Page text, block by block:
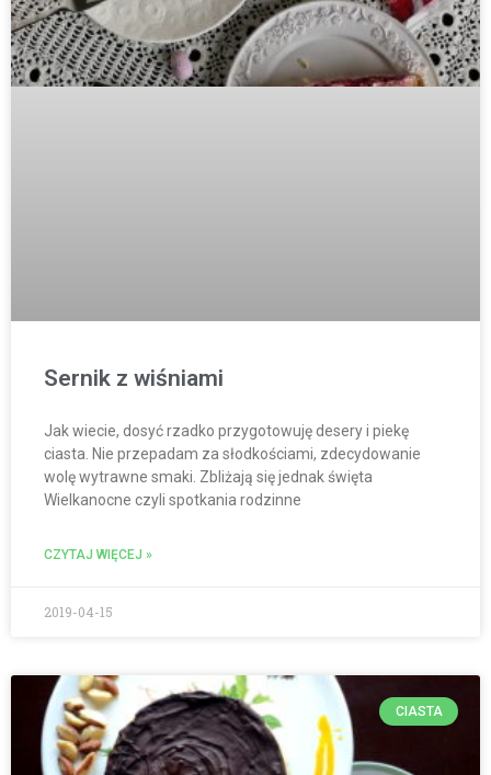
Sernik z wiśniami
Jak wiecie, dosyć rzadko przygotowuję desery i piekę
ciasta. Nie przepadam za słodkościami, zdecydowanie
wolę wytrawne smaki. Zbliżają się jednak święta
Wielkanocne czyli spotkania rodzinne
CZYTAJ WIĘCEJ »
2019-04-15
CIASTA